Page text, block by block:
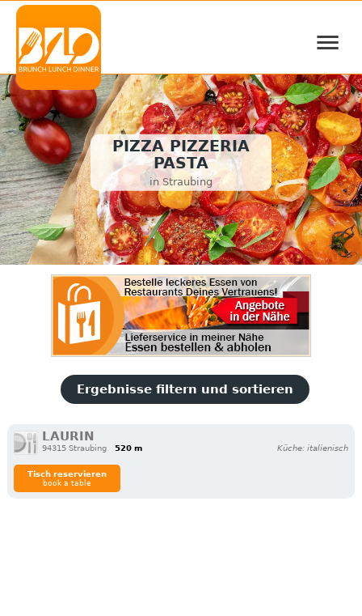
≡
PIZZA PIZZERIA
PASTA
in Straubing
Ergebnisse filtern und sortieren
LAURIN
94315 Straubing 520 m Küche: italienisch
Tisch reservieren
book a table